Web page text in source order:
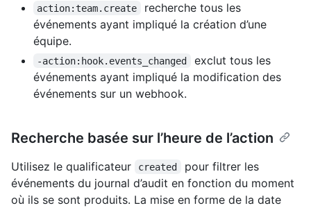
action:team.create
recherche tous les
événements ayant impliqué la création d’une
équipe.
-action:hook.events_changed
exclut tous les
événements ayant impliqué la modification des
événements sur un webhook.
Recherche basée sur l’heure de l’action
Utilisez le qualificateur created
pour filtrer les
événements du journal d’audit en fonction du moment
où ils se sont produits. La mise en forme de la date